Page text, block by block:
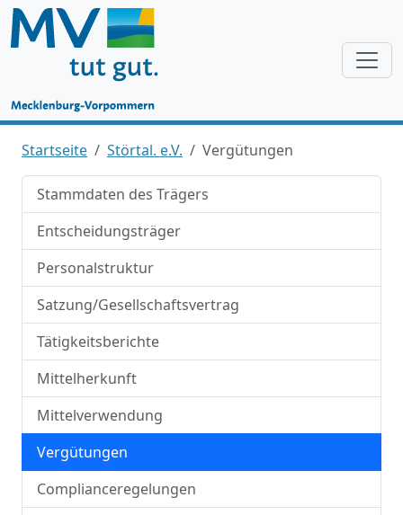
Startseite Störtal. e.V. Vergütungen
Stammdaten des Trägers
Entscheidungsträger
Personalstruktur
Satzung/Gesellschaftsvertrag
Tätigkeitsberichte
Mittelherkunft
Mittelverwendung
Vergütungen
Complianceregelungen